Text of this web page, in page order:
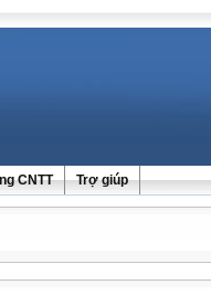
CNTT Trợ giúp